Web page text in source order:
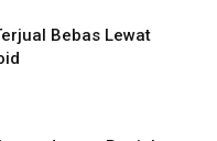
Bebas Lewat